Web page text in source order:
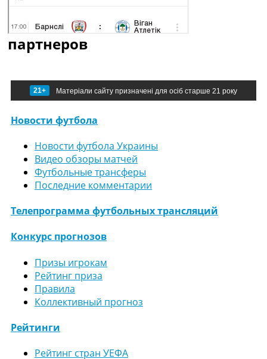
партнеров
21+ Матеріали сайту призначені для осіб старше 21 року
Новости футбола
Новости футбола Украины
Видео обзоры матчей
Футбольные трансферы
Последние комментарии
Телепрограмма футбольных трансляций
Конкурс прогнозов
Призы игрокам
Рейтинг приза
Правила
Коллективный прогноз
Рейтинги
Рейтинг стран УЕФА